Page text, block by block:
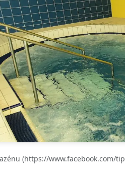
(https://www.facebook.com/